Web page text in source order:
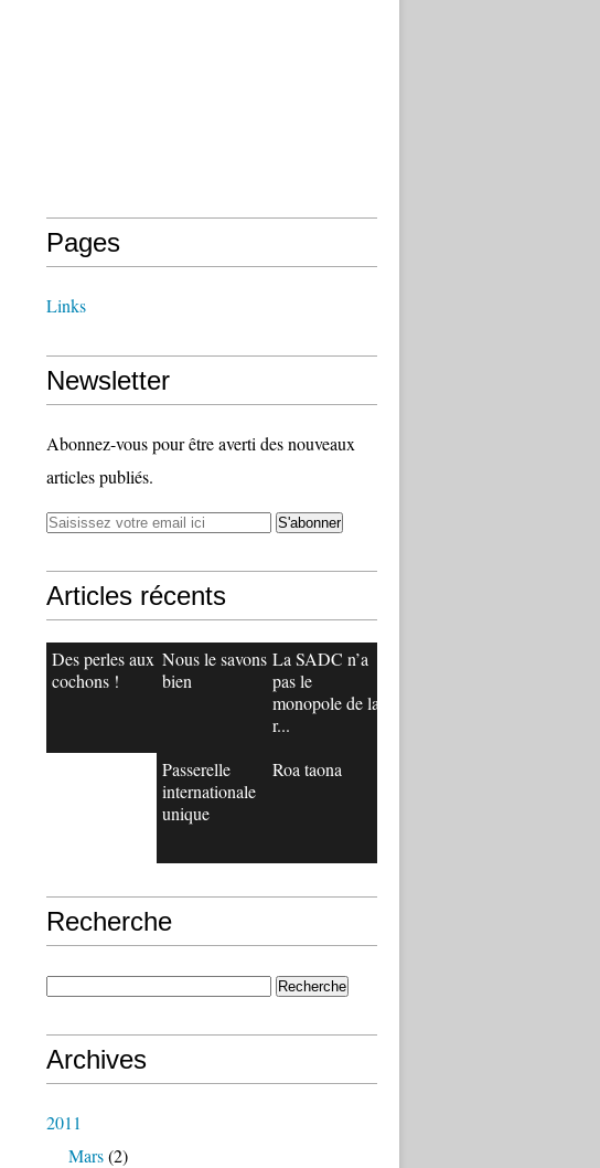
Pages
Links
Newsletter
Abonnez-vous pour être averti des nouveaux
articles publiés.
Articles récents
Des perles aux
cochons !
Nous le savons
bien
La SADC n’a
pas le
monopole de la
r...
Passerelle
internationale
unique
Roa taona
Recherche
Archives
2011
Mars(2)